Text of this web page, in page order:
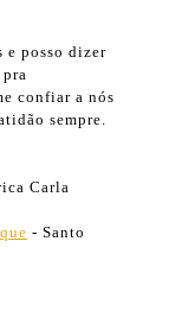
e posso dizer
confiar a nós
sempre.
Carla
- Santo